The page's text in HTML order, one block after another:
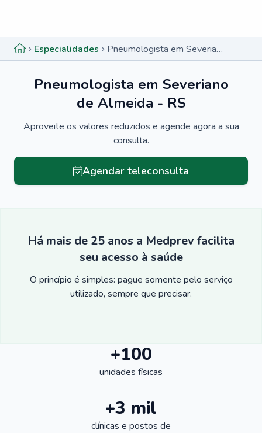
Especialidades Pneumologista em Severiano de Almeida - RS
Pneumologista em Severiano
de Almeida - RS
Aproveite os valores reduzidos e agende agora a sua
consulta.
Agendar teleconsulta
Há mais de 25 anos a Medprev facilita
seu acesso à saúde
O princípio é simples: pague somente pelo serviço
utilizado, sempre que precisar.
+100
unidades físicas
+3 mil
clínicas e postos de